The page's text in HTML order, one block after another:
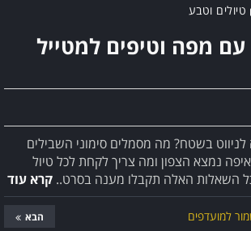
טיולים וטבע
עם מפה וטיפים למטייל
בשטח? מה מסמלים סימוני השבילים
נמצא הצפון ומה צריך לקחת לכל טיול
השאלות האלה תקבלו מענה בסרט.. קרא עוד
למועדפים הבא